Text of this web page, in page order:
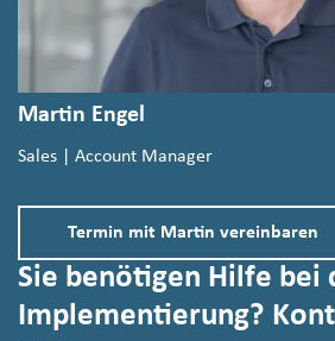
Martin Engel
Sales | Account Manager
Termin mit Martin vereinbaren
Sie benötigen Hilfe bei
Implementierung?